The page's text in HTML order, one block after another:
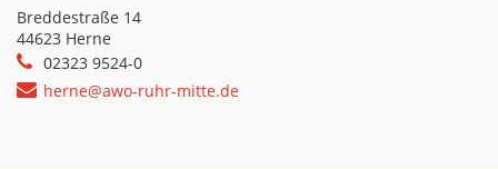
Breddestraße 14
44623 Herne
02323 9524-0
herne@awo-ruhr-mitte.de